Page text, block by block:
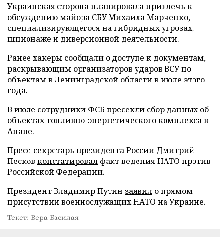
Украинская сторона планировала привлечь к
обсуждению майора СБУ Михаила Марченко,
специализирующегося на гибридных угрозах,
шпионаже и диверсионной деятельности.
Ранее хакеры сообщали о доступе к документам,
раскрывающим организаторов ударов ВСУ по
объектам в Ленинградской области в июле этого
года.
В июле сотрудники ФСБ пресекли сбор данных об
объектах топливно-энергетического комплекса в
Анапе.
Пресс-секретарь президента России Дмитрий
Песков констатировал факт ведения НАТО против
Российской Федерации.
Президент Владимир Путин заявил о прямом
присутствии военнослужащих НАТО на Украине.
Текст: Вера Басилая